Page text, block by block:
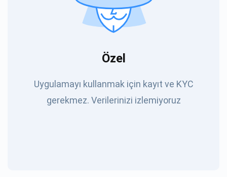
Özel
Uygulamayı kullanmak için kayıt ve KYC
gerekmez. Verilerinizi izlemiyoruz